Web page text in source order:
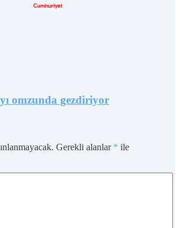
omzunda gezdiriyor
Gerekli alanlar * ile